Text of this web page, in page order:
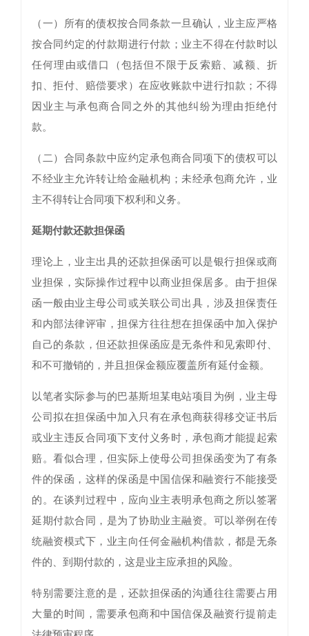
（一）所有的债权按合同条款一旦确认，业主应严格
按合同约定的付款期进行付款；业主不得在付款时以
任何理由或借口（包括但不限于反索赔、减额、折
扣、拒付、赔偿要求）在应收账款中进行扣款；不得
因业主与承包商合同之外的其他纠纷为理由拒绝付
款。
（二）合同条款中应约定承包商合同项下的债权可以
不经业主允许转让给金融机构；未经承包商允许，业
主不得转让合同项下权利和义务。
延期付款还款担保函
理论上，业主出具的还款担保函可以是银行担保或商
业担保，实际操作过程中以商业担保居多。由于担保
函一般由业主母公司或关联公司出具，涉及担保责任
和内部法律评审，担保方往往想在担保函中加入保护
自己的条款，但还款担保函应是无条件和见索即付、
和不可撤销的，并且担保金额应覆盖所有延付金额。
以笔者实际参与的巴基斯坦某电站项目为例，业主母
公司拟在担保函中加入只有在承包商获得移交证书后
或业主违反合同项下支付义务时，承包商才能提起索
赔。看似合理，但实际上使母公司担保函变为了有条
件的保函，这样的保函是中国信保和融资行不能接受
的。在谈判过程中，应向业主表明承包商之所以签署
延期付款合同，是为了协助业主融资。可以举例在传
统融资模式下，业主向任何金融机构借款，都是无条
件的、到期付款的，这是业主应承担的风险。
特别需要注意的是，还款担保函的沟通往往需要占用
大量的时间，需要承包商和中国信保及融资行提前走